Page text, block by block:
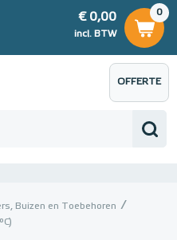
0
€ 0,00
incl. BTW
€ 0,00
OFFERTE
AANVRAGEN
Buizen en Toebehoren